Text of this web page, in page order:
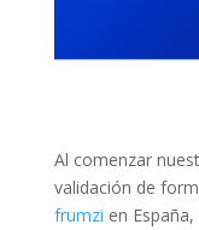
Al comenzar
validación de
frumzi en